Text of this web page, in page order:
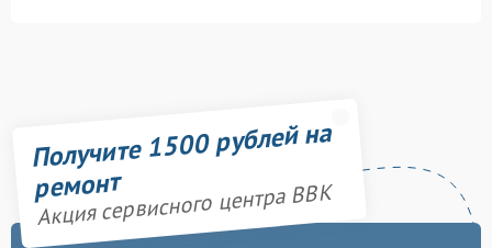
Получите 1500 рублей на
ремонт
Акция сервисного центра BBK